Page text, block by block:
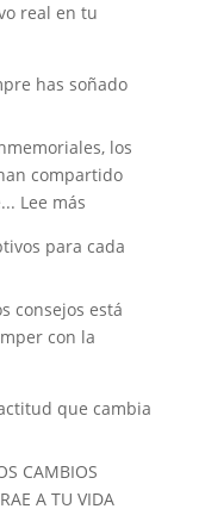
repitas
real en tu
has soñado
los
compartido
Lee más:
Vida
siempre
has
para cada
consejos está
con la
que cambia
CAMBIOS
A TU VIDA